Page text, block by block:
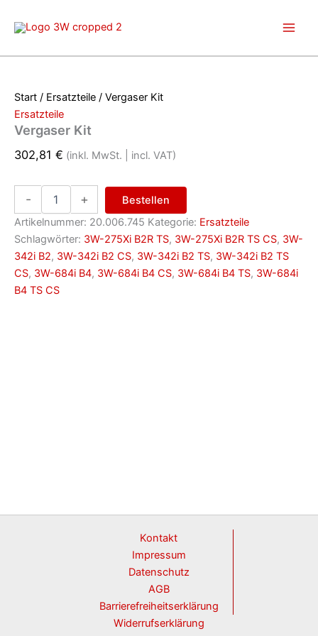
Inhalt
Start / Ersatzteile / Vergaser Kit
Ersatzteile
Vergaser Kit
302,81 € (inkl. MwSt. | incl. VAT)
-
Vergaser
Menge
+
Bestellen
Artikelnummer: 20.006.745 Kategorie: Ersatzteile
Schlagwörter: 3W-275Xi B2R TS, 3W-275Xi B2R TS CS, 3W-
342i B2, 3W-342i B2 CS, 3W-342i B2 TS, 3W-342i B2 TS
CS, 3W-684i B4, 3W-684i B4 CS, 3W-684i B4 TS, 3W-684i
B4 TS CS
Kontakt
Impressum
Datenschutz
AGB
Barrierefreiheitserklärung
Widerrufserklärung